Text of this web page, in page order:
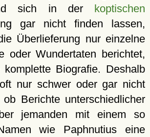
sich in der koptischen
gar nicht finden lassen,
Überlieferung nur einzelne
oder Wundertaten berichtet,
komplette Biografie. Deshalb
nur schwer oder gar nicht
ob Berichte unterschiedlicher
jemanden mit einem so
wie Paphnutius eine